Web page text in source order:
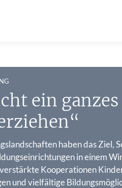
ein
haben das Ziel,
in einem
Kooperationen
und vielfältige